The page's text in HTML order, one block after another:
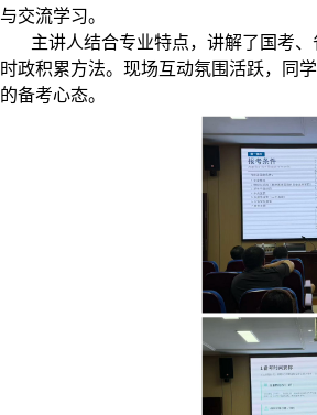
与交流学习。
主讲人结合专业特点，讲解了国考
时政积累方法。现场互动氛围活跃，同
的备考心态。